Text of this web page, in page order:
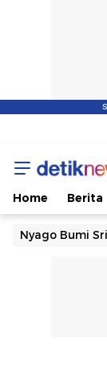
Home Berita
Nyago Bumi